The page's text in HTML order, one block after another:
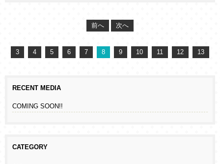
前へ 次へ
3 4 5 6 7 8 9 10 11 12 13
RECENT MEDIA
COMING SOON!!
CATEGORY